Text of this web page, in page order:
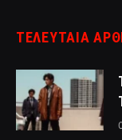
ΤΕΛΕΥΤΑΙΑ